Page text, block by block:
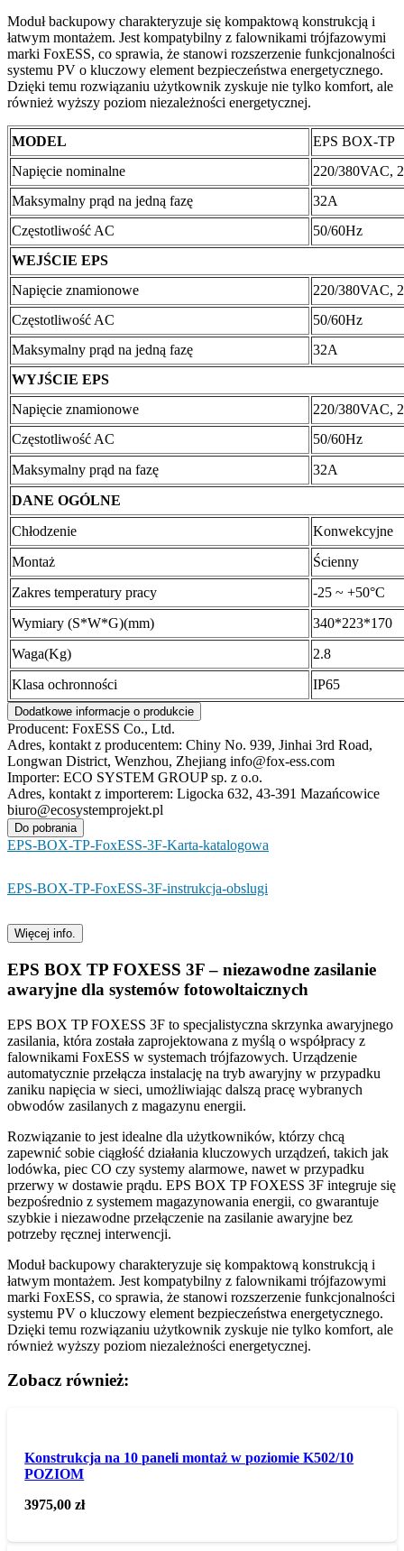
Moduł backupowy charakteryzuje się kompaktową konstrukcją i
łatwym montażem. Jest kompatybilny z falownikami trójfazowymi
marki FoxESS, co sprawia, że stanowi rozszerzenie funkcjonalności
systemu PV o kluczowy element bezpieczeństwa energetycznego.
Dzięki temu rozwiązaniu użytkownik zyskuje nie tylko komfort, ale
również wyższy poziom niezależności energetycznej.
MODEL
EPS BOX-TP
Napięcie nominalne
220/380VAC,
Maksymalny prąd na jedną fazę
32A
Częstotliwość AC
50/60Hz
WEJŚCIE EPS
Napięcie znamionowe
220/380VAC,
Częstotliwość AC
50/60Hz
Maksymalny prąd na jedną fazę
32A
WYJŚCIE EPS
Napięcie znamionowe
220/380VAC,
Częstotliwość AC
50/60Hz
Maksymalny prąd na fazę
32A
DANE OGÓLNE
Chłodzenie
Konwekcyjne
Montaż
Ścienny
Zakres temperatury pracy
-25 ~ +50°C
Wymiary (S*W*G)(mm)
340*223*170
Waga(Kg)
2.8
Klasa ochronności
IP65
Dodatkowe informacje o produkcie
Producent: FoxESS Co., Ltd.
Adres, kontakt z producentem: Chiny No. 939, Jinhai 3rd Road,
Longwan District, Wenzhou, Zhejiang info@fox-ess.com
Importer: ECO SYSTEM GROUP sp. z o.o.
Adres, kontakt z importerem: Ligocka 632, 43-391 Mazańcowice
biuro@ecosystemprojekt.pl
Do pobrania
EPS-BOX-TP-FoxESS-3F-Karta-katalogowa
EPS-BOX-TP-FoxESS-3F-instrukcja-obslugi
Więcej info.
EPS BOX TP FOXESS 3F – niezawodne zasilanie
awaryjne dla systemów fotowoltaicznych
EPS BOX TP FOXESS 3F to specjalistyczna skrzynka awaryjnego
zasilania, która została zaprojektowana z myślą o współpracy z
falownikami FoxESS w systemach trójfazowych. Urządzenie
automatycznie przełącza instalację na tryb awaryjny w przypadku
zaniku napięcia w sieci, umożliwiając dalszą pracę wybranych
obwodów zasilanych z magazynu energii.
Rozwiązanie to jest idealne dla użytkowników, którzy chcą
zapewnić sobie ciągłość działania kluczowych urządzeń, takich jak
lodówka, piec CO czy systemy alarmowe, nawet w przypadku
przerwy w dostawie prądu. EPS BOX TP FOXESS 3F integruje się
bezpośrednio z systemem magazynowania energii, co gwarantuje
szybkie i niezawodne przełączenie na zasilanie awaryjne bez
potrzeby ręcznej interwencji.
Moduł backupowy charakteryzuje się kompaktową konstrukcją i
łatwym montażem. Jest kompatybilny z falownikami trójfazowymi
marki FoxESS, co sprawia, że stanowi rozszerzenie funkcjonalności
systemu PV o kluczowy element bezpieczeństwa energetycznego.
Dzięki temu rozwiązaniu użytkownik zyskuje nie tylko komfort, ale
również wyższy poziom niezależności energetycznej.
Zobacz również:
Konstrukcja na 10 paneli montaż w poziomie K502/10
POZIOM
3975,00zł